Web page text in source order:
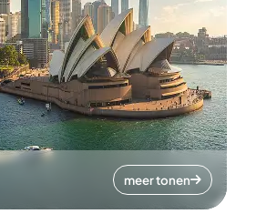
meer tonen